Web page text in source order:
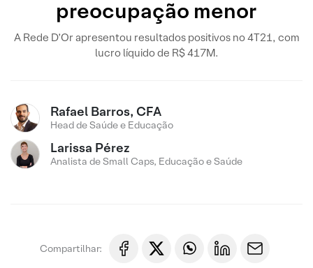
preocupação menor
A Rede D’Or apresentou resultados positivos no 4T21, com
lucro líquido de R$ 417M.
Rafael Barros, CFA
Head de Saúde e Educação
Larissa Pérez
Analista de Small Caps, Educação e Saúde
Compartilhar: